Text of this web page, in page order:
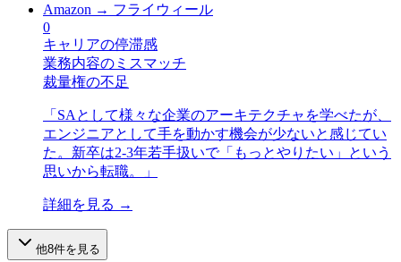
Amazon → フライウィール
0
キャリアの停滞感
業務内容のミスマッチ
裁量権の不足
「 SAとして様々な企業のアーキテクチャを学べたが、
エンジニアとして手を動かす機会が少ないと感じてい
た。新卒は2-3年若手扱いで「もっとやりたい」という
思いから転職。
」
詳細を見る →
他8件を見る